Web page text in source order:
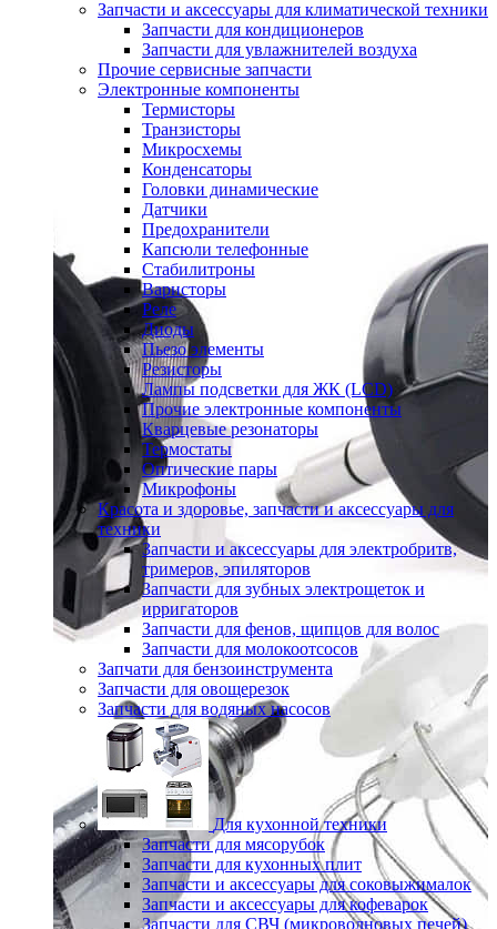
Запчасти и аксессуары для климатической техники
Запчасти для кондиционеров
Запчасти для увлажнителей воздуха
Прочие сервисные запчасти
Электронные компоненты
Термисторы
Транзисторы
Микросхемы
Конденсаторы
Головки динамические
Датчики
Предохранители
Капсюли телефонные
Стабилитроны
Варисторы
Реле
Диоды
Пьезо элементы
Резисторы
Лампы подсветки для ЖК (LCD)
Прочие электронные компоненты
Кварцевые резонаторы
Термостаты
Оптические пары
Микрофоны
Красота и здоровье, запчасти и аксессуары для
техники
Запчасти и аксессуары для электробритв,
тримеров, эпиляторов
Запчасти для зубных электрощеток и
ирригаторов
Запчасти для фенов, щипцов для волос
Запчасти для молокоотсосов
Запчати для бензоинструмента
Запчасти для овощерезок
Запчасти для водяных насосов
Для кухонной техники
Запчасти для мясорубок
Запчасти для кухонных плит
Запчасти и аксессуары для соковыжималок
Запчасти и аксессуары для кофеварок
Запчасти для СВЧ (микроволновых печей)